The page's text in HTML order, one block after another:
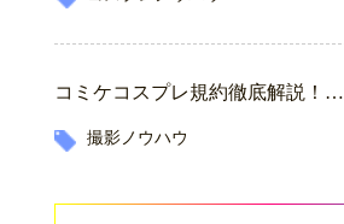
コミケコスプレ規約徹底解説！…
撮影ノウハウ